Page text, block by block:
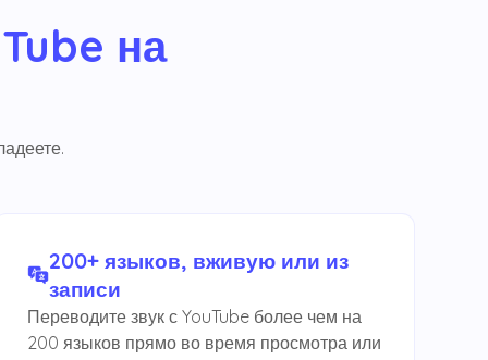
на
200+ языков, вживую или из
записи
Переводите звук с YouTube более чем на
200 языков прямо во время просмотра или